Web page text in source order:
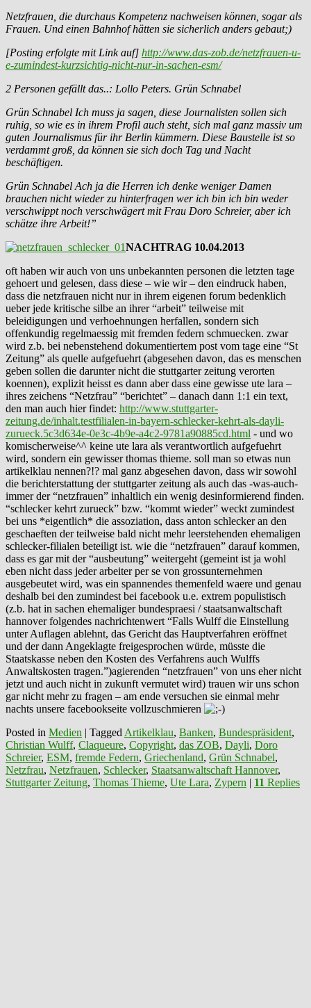
Netzfrauen, die durchaus Kompetenz nachweisen können, sogar als
Frauen. Und einen Bahnhof hätten sie sicherlich anders gebaut;)
[Posting erfolgte mit Link auf] http://www.das-zob.de/netzfrauen-u-
e-zumindest-kurzsichtig-nicht-nur-in-sachen-esm/
2 Personen gefällt das..: Lollo Peters. Grün Schnabel
Grün Schnabel Ich muss ja sagen, diese Journalisten sollen sich
ruhig, so wie es in ihrem Profil auch steht, sich mal ganz massiv um
guten Journalismus für ihr Berlin kümmern. Diese Baustelle ist so
verdammt groß, da können sie sich doch Tag und Nacht
beschäftigen.
Grün Schnabel Ach ja die Herren ich denke weniger Damen
brauchen nicht wieder zu hinterfragen wer ich bin ich bin weder
verschwippt noch verschwägert mit Frau Doro Schreier, aber ich
schätze ihre Arbeit!”
NACHTRAG 10.04.2013
oft haben wir auch von uns unbekannten personen die letzten tage
gehoert und gelesen, dass diese – wie wir – den eindruck haben,
dass die netzfrauen nicht nur in ihrem eigenen forum bedenklich
ueber jede kritische silbe an ihrer “arbeit” teilweise mit
beleidigungen und verhoehnungen herfallen, sondern sich
offenkundig regelmaessig mit fremden federn schmuecken. zwar
wird z.b. bei nebenstehend dokumentiertem post vom tage eine “St
Zeitung” als quelle aufgefuehrt (abgesehen davon, das es menschen
geben sollen die darunter nicht die stuttgarter zeitung verorten
koennen), explizit heisst es dann aber dass eine gewisse ute lara –
ihres zeichens “Netzfrau” “berichtet” – danach dann 1:1 ein text,
den man auch hier findet: http://www.stuttgarter-
zeitung.de/inhalt.testfilialen-in-bayern-schlecker-kehrt-als-dayli-
zurueck.5c3d634e-0e3c-4b9e-a4c2-9781a90885cd.html - und wo
komischerweise^^ keine ute lara als verantwortlich aufgefuehrt
wird, sondern ein gewisser thomas thieme. soll man so etwas nun
artikelklau nennen?!? mal ganz abgesehen davon, dass wir sowohl
die berichterstattung der stuttgarter zeitung als auch das -was-auch-
immer der “netzfrauen” inhaltlich ein wenig desinformierend finden.
“schlecker kehrt zurueck” bzw. “kommt wieder” weckt zumindest
bei uns *eigentlich* die assoziation, dass anton schlecker an den
geschaeften der teilweise bald nicht mehr leerstehenden ehemaligen
schlecker-filialen beteiligt ist. wie die “netzfrauen” darauf kommen,
dass es gar mit der “ausbeutung” weitergeht (gemeint ist ja wohl
eben nicht dass jeder arbeiter per se von grossunternehmen
ausgebeutet wird, was ein spannendes themenfeld waere und genau
deshalb bei den zumindest bei facebook u.e. extrem populistisch
(z.b. hat in sachen ehemaliger bundespraesi / staatsanwaltschaft
hannover folgendes nachrichtenwert “Falls Wulff die Einstellung
unter Auflagen ablehnt, das Gericht das Hauptverfahren eröffnet
und der dann Angeklagte freigesprochen würde, müsste die
Staatskasse neben den Kosten des Verfahrens auch Wulffs
Anwaltskosten tragen.”)agierenden “netzfrauen” von uns eher nicht
jetzt und auch nicht in zukunft vermutet wird) trauen wir uns schon
gar nicht mehr zu fragen – am ende versuchen sie einmal mehr
nachts unsere facebookseite vollzuschmieren
Posted in Medien | Tagged Artikelklau, Banken, Bundespräsident,
Christian Wulff, Claqueure, Copyright, das ZOB, Dayli, Doro
Schreier, ESM, fremde Federn, Griechenland, Grün Schnabel,
Netzfrau, Netzfrauen, Schlecker, Staatsanwaltschaft Hannover,
Stuttgarter Zeitung, Thomas Thieme, Ute Lara, Zypern | 11 Replies